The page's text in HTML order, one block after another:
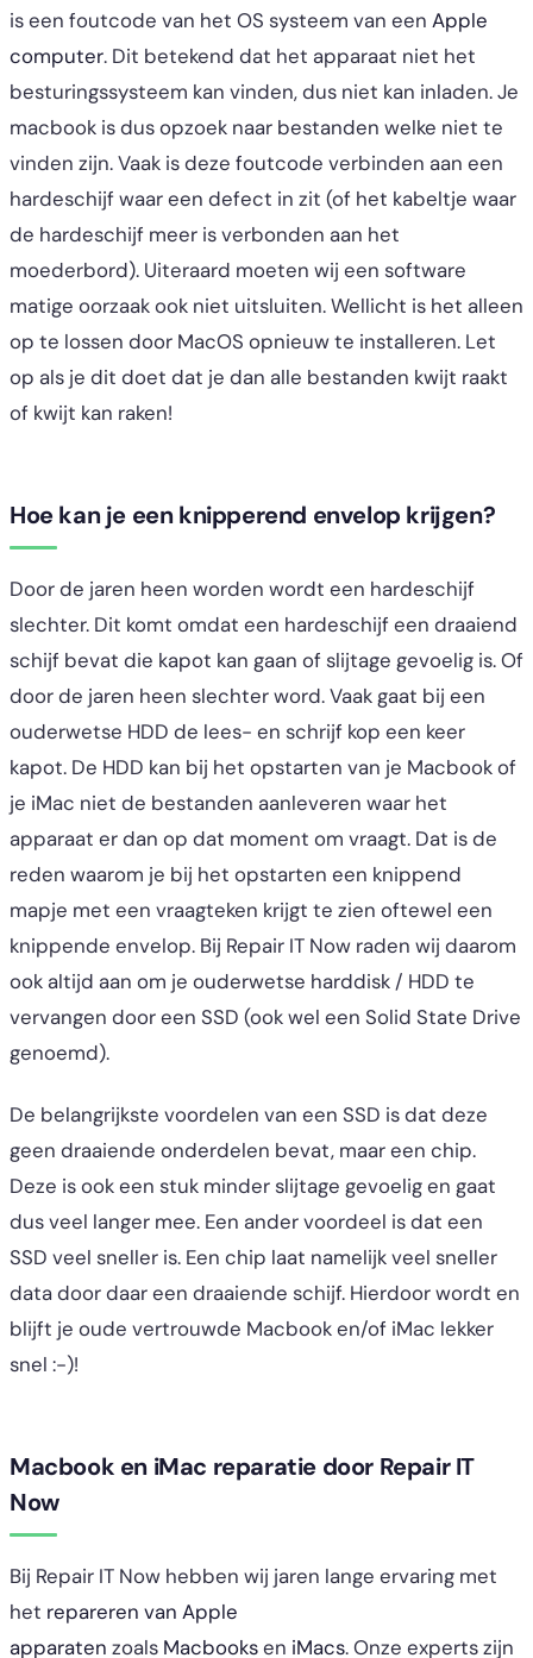
is een foutcode van het OS systeem van een Apple
computer. Dit betekend dat het apparaat niet het
besturingssysteem kan vinden, dus niet kan inladen. Je
macbook is dus opzoek naar bestanden welke niet te
vinden zijn. Vaak is deze foutcode verbinden aan een
hardeschijf waar een defect in zit (of het kabeltje waar
de hardeschijf meer is verbonden aan het
moederbord). Uiteraard moeten wij een software
matige oorzaak ook niet uitsluiten. Wellicht is het alleen
op te lossen door MacOS opnieuw te installeren. Let
op als je dit doet dat je dan alle bestanden kwijt raakt
of kwijt kan raken!
Hoe kan je een knipperend envelop krijgen?
Door de jaren heen worden wordt een hardeschijf
slechter. Dit komt omdat een hardeschijf een draaiend
schijf bevat die kapot kan gaan of slijtage gevoelig is. Of
door de jaren heen slechter word. Vaak gaat bij een
ouderwetse HDD de lees- en schrijf kop een keer
kapot. De HDD kan bij het opstarten van je Macbook of
je iMac niet de bestanden aanleveren waar het
apparaat er dan op dat moment om vraagt. Dat is de
reden waarom je bij het opstarten een knippend
mapje met een vraagteken krijgt te zien oftewel een
knippende envelop. Bij Repair IT Now raden wij daarom
ook altijd aan om je ouderwetse harddisk / HDD te
vervangen door een SSD (ook wel een Solid State Drive
genoemd).
De belangrijkste voordelen van een SSD is dat deze
geen draaiende onderdelen bevat, maar een chip.
Deze is ook een stuk minder slijtage gevoelig en gaat
dus veel langer mee. Een ander voordeel is dat een
SSD veel sneller is. Een chip laat namelijk veel sneller
data door daar een draaiende schijf. Hierdoor wordt en
blijft je oude vertrouwde Macbook en/of iMac lekker
snel :-)!
Macbook en iMac reparatie door Repair IT
Now
Bij Repair IT Now hebben wij jaren lange ervaring met
het repareren van Apple
apparaten zoals Macbooksen iMacs. Onze experts zijn